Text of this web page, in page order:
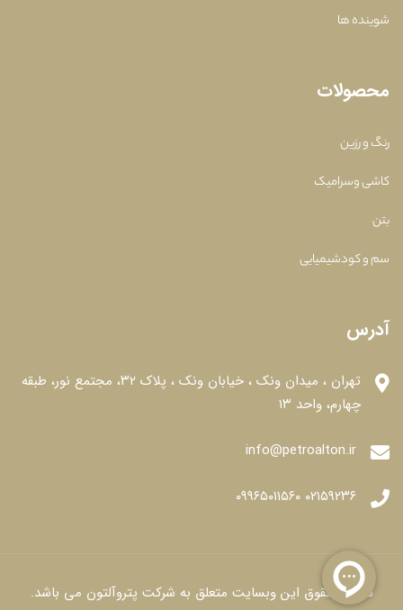
شوینده ها
محصولات
رنگ و رزین
کاشی وسرامیک
بتن
سم و کودشیمیایی
آدرس
تهران ، میدان ونک ، خیابان ونک ، پلاک ۳۲، مجتمع نور، طبقه
چهارم، واحد ۱۳
info@petroalton.ir
۰۲۱۵۹۲۳۶ ۰۹۹۶۵۰۱۱۵۶۰
تمامی حقوق این وبسایت متعلق به شرکت پتروآلتون می باشد.